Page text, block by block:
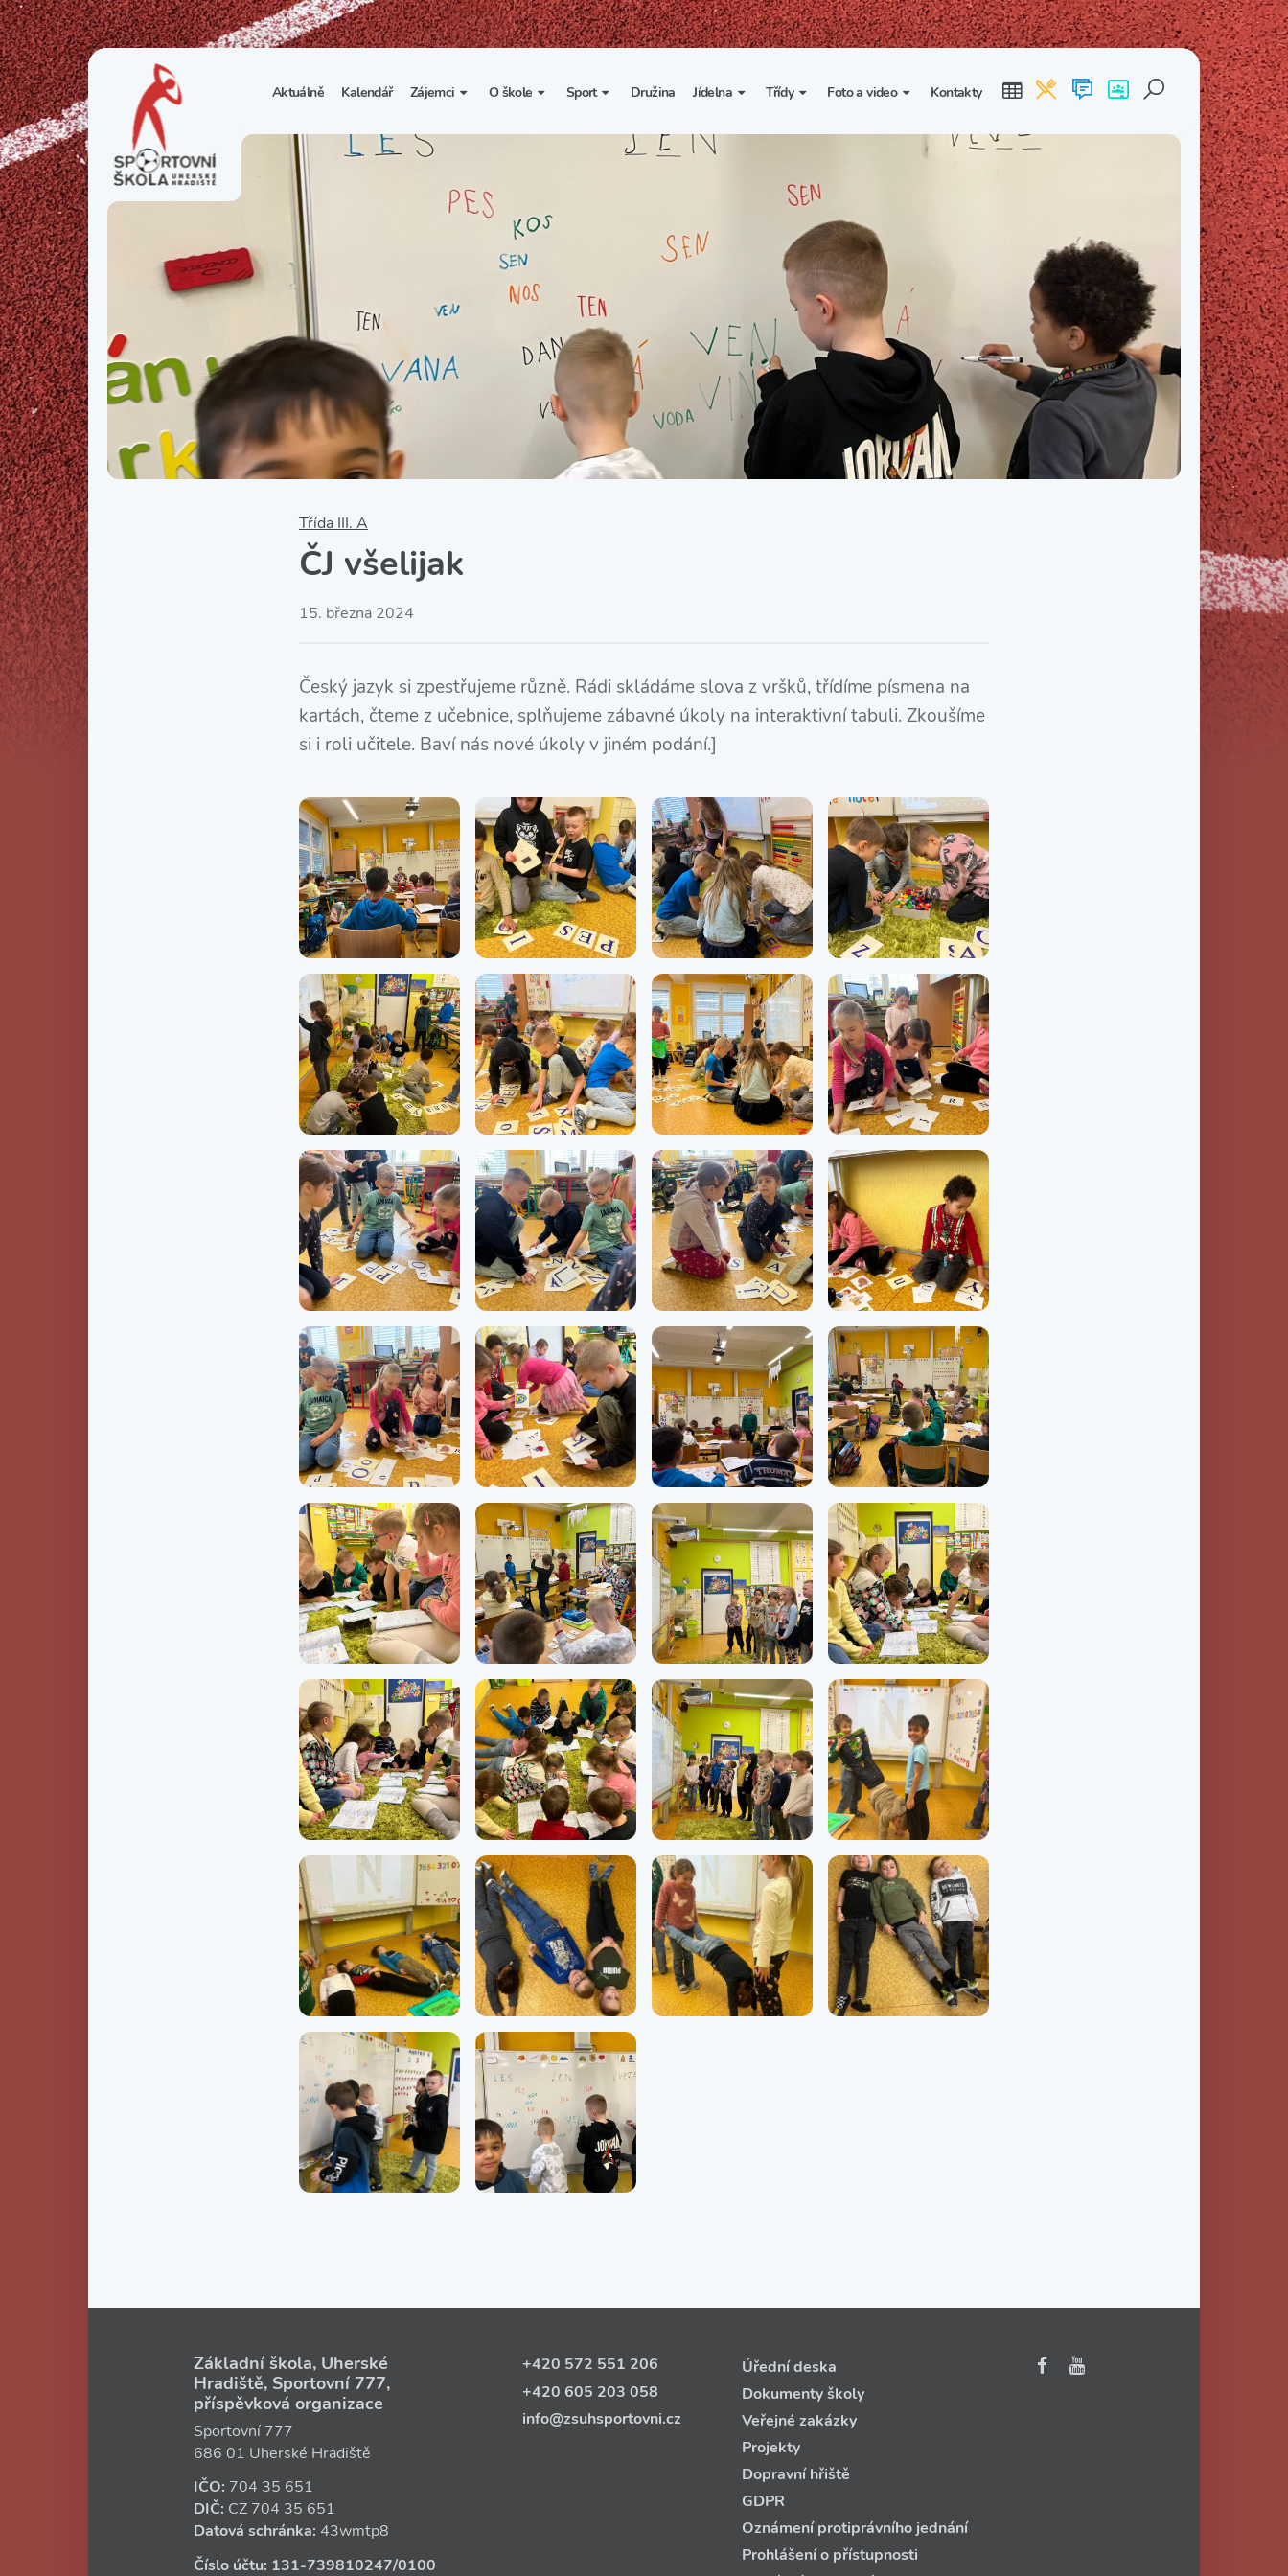
Aktuálně Kalendář Zájemci
1. třída
Nesportovní třídy
O škole
Základní informace
Výuka a učební plán
Zájmové kroužky
Školní poradenské
Školní psycholožka
Školská rada
SRPŠ – Spolek rodičů a
Sport
Lyžařské kurzy
Spolupráce se sportovními
Školní sportovní klub
Tělesná výchova a sport
Družina Jídelna
Základní informace
Vnitřní řád školní jídelny
Třídy
Třída I. A Třída I. B Třída I. C
Třída II. A
Třída III. A
Třída IV. A Třída IV. C
Třída V. A Třída V. B Třída V. C
Třída VI. A Třída VI. B Třída VI. C
Třída VII. A Třída VII. B Třída VII. C
Třída VIII. B Třída VIII. C
Třída IX. B Třída IX. C
Foto a video
Fotogalerie
Kontakty
Třída III. A
ČJ všelijak
15. března 2024
Český jazyk si zpestřujeme různě. Rádi skládáme slova z vršků, třídíme písmena na
kartách, čteme z učebnice, splňujeme zábavné úkoly na interaktivní tabuli. Zkoušíme
si i roli učitele. Baví nás nové úkoly v jiném podání.]
Základní škola, Uherské
Hradiště, Sportovní 777,
příspěvková organizace
Sportovní 777
686 01 Uherské Hradiště
IČO: 704 35 651
DIČ: CZ 704 35 651
Datová schránka: 43wmtp8
Číslo účtu: 131‑739810247/0100
+420 572 551 206
+420 605 203 058
info@zsuhsportovni.cz
Úřední deska
Dokumenty školy
Veřejné zakázky
Projekty
Dopravní hřiště
GDPR
Oznámení protiprávního jednání
Prohlášení o přístupnosti